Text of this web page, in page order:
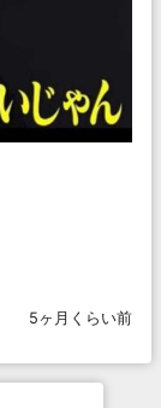
5ヶ月くらい前